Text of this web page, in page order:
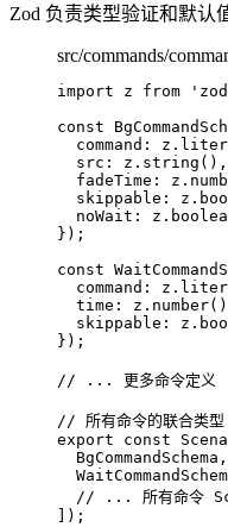
Zod 负责类型验证和默认
src/commands/
import z from ' zod
const
command: z .
src: z . string () ,
fadeTime: z .
skippable: z .
noWait: z .
} );
const
command: z .
time: z . number()
skippable: z .
} );
// ... 更多命令定
// 所有命令的联合类型
export const
BgCommandSchema,
// ... 所有命令
]);